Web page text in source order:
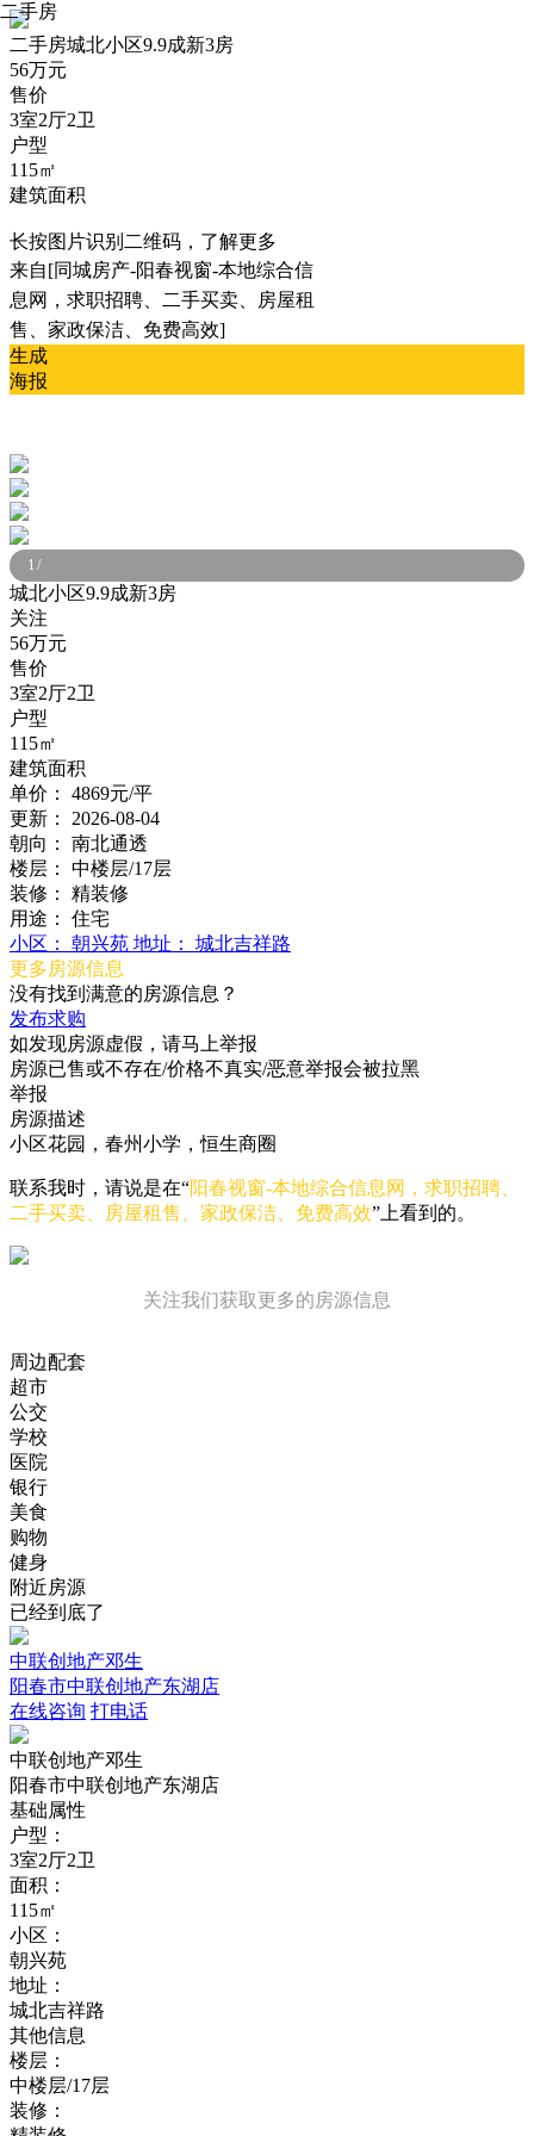
二手房城北小区9.9成新3房
56万元
售价
3室2厅2卫
户型
115㎡
建筑面积
长按图片识别二维码，了解更多
来自[同城房产-阳春视窗-本地综合信
息网，求职招聘、二手买卖、房屋租
售、家政保洁、免费高效]
生成
海报
二手房
1/
城北小区9.9成新3房
关注
56万元
售价
3室2厅2卫
户型
115㎡
建筑面积
单价：
4869元/平
更新：
2026-08-04
朝向：
南北通透
楼层：
中楼层/17层
装修：
精装修
用途：
住宅
小区：
朝兴苑 地址：
城北吉祥路
更多房源信息
没有找到满意的房源信息？
发布求购
如发现房源虚假，请马上举报
房源已售或不存在/价格不真实/恶意举报会被拉黑
举报
房源描述
小区花园，春州小学，恒生商圈
联系我时，请说是在“阳春视窗-本地综合信息网，求职招聘、
二手买卖、房屋租售、家政保洁、免费高效”上看到的。
关注我们获取更多的房源信息
周边配套
超市
公交
学校
医院
银行
美食
购物
健身
附近房源
已经到底了
中联创地产邓生
阳春市中联创地产东湖店
在线咨询 打电话
中联创地产邓生
阳春市中联创地产东湖店
基础属性
户型：
3室2厅2卫
面积：
115㎡
小区：
朝兴苑
地址：
城北吉祥路
其他信息
楼层：
中楼层/17层
装修：